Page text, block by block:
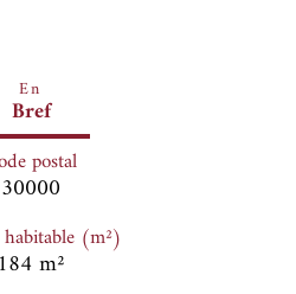
En
Bref
postal
30000
(m²)
184 m²